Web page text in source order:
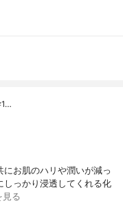
1…
お肌のハリや潤いが減っ
しっかり浸透してくれる化
見る